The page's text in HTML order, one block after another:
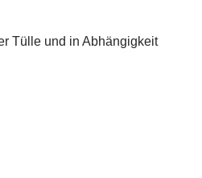
Tülle und in Abhängigkeit